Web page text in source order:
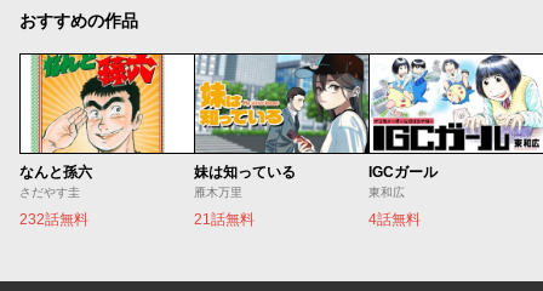
おすすめの作品
なんと孫六
さだやす圭
232話無料
妹は知っている
雁木万里
21話無料
IGCガール
東和広
4話無料